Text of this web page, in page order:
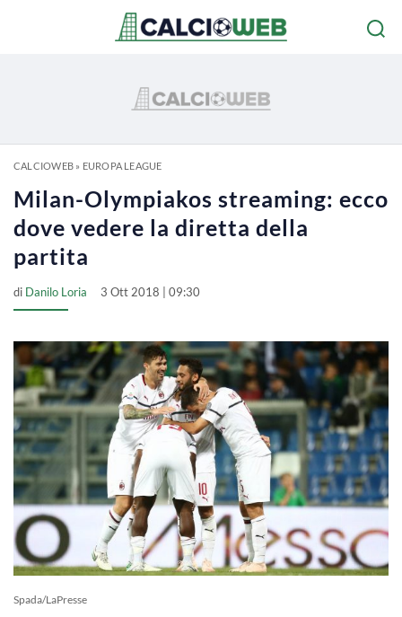
CALCIOWEB» EUROPA LEAGUE
Milan-Olympiakos streaming: ecco
dove vedere la diretta della
partita
di Danilo Loria 3 Ott 2018 | 09:30
Spada/LaPresse